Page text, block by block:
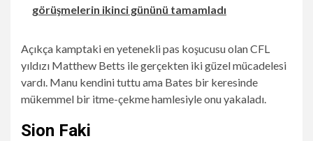
görüşmelerin ikinci gününü tamamladı
Açıkça kamptaki en yetenekli pas koşucusu olan CFL
yıldızı Matthew Betts ile gerçekten iki güzel mücadelesi
vardı. Manu kendini tuttu ama Bates bir keresinde
mükemmel bir itme-çekme hamlesiyle onu yakaladı.
Sion Faki